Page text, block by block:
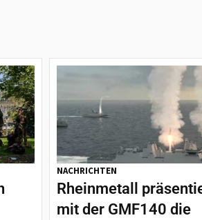
NACHRICHTEN
Rheinmetall
mit der GMF140 die